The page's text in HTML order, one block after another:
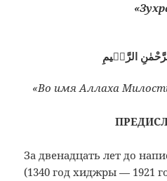
الرَّحٖيمِ
«Во имя Аллаха
За двенадцать лет до
(1340 год хиджры — 1921